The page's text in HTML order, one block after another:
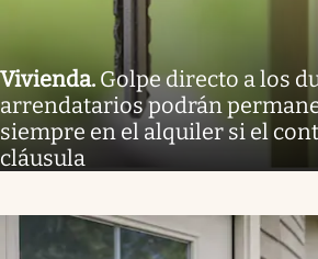
Vivienda. Golpe directo a los
arrendatarios podrán
siempre en el alquiler si el
cláusula